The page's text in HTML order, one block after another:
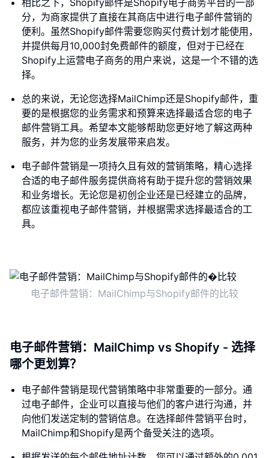
相比之下，Shopify邮件是Shopify电子商务平台的一部
分，为商家提供了直接在其商店中进行电子邮件营销的
便利。虽然Shopify邮件需要您购买付费计划才能使用，
并提供每月10,000封免费邮件的额度，但对于已经在
Shopify上运营电子商务的用户来说，这是一个不错的选
择。
总的来说，无论您选择MailChimp还是Shopify邮件，重
要的是根据您的业务需求和预算来选择最适合您的电子
邮件营销工具。希望本文能够帮助您更好地了解这两种
服务，并为您的业务发展带来启发。
电子邮件营销是一项持久且有效的营销策略，精心选择
合适的电子邮件服务提供商将有助于提升您的营销效果
和业务增长。无论您是初创企业还是已经建立的品牌，
都应该重视电子邮件营销，并根据需求选择最适合的工
具。
电子邮件营销：MailChimp与Shopify邮件的比较
电子邮件营销：MailChimp vs Shopify - 选择
哪个更划算？
电子邮件营销是现代营销策略中非常重要的一部分。通
过电子邮件，企业可以直接与他们的客户进行沟通，并
向他们发送定制的营销信息。在选择邮件营销平台时，
MailChimp和Shopify是两个备受关注的选项。